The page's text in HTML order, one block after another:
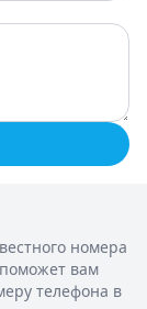
номера
вам
телефона в